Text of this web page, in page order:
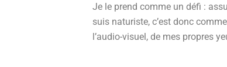
Je le prend comme un défi :
suis naturiste, c’est donc
l’audio-visuel, de mes propres